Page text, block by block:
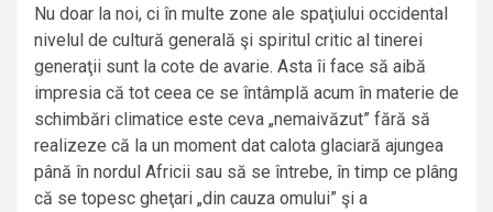
Nu doar la noi, ci în multe zone ale spaţiului occidental
nivelul de cultură generală şi spiritul critic al tinerei
generaţii sunt la cote de avarie. Asta îi face să aibă
impresia că tot ceea ce se întâmplă acum în materie de
schimbări climatice este ceva „nemaivăzut” fără să
realizeze că la un moment dat calota glaciară ajungea
până în nordul Africii sau să se întrebe, în timp ce plâng
că se topesc gheţari „din cauza omului” şi a